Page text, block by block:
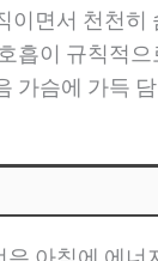
이면서 천천
흡이 규칙적
가슴에 가득